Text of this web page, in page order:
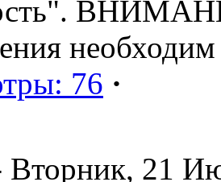
необходим
76 ·
Вторник, 21